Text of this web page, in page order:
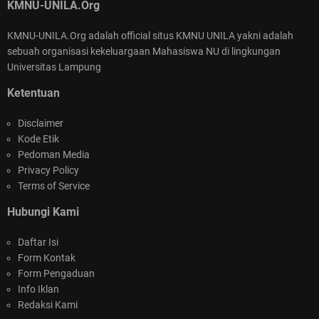
SELAMAT ATAS TEPILIHNYA KEPENGURUSAN
Berdampak di Bulan Suci Ramadan
KMNU-UNILA.Org
KMNU-UNILA.Org adalah official situs KMNU UNILA yakni adalah
sebuah organisasi kekeluargaan Mahasiswa NU di lingkungan
Universitas Lampung
Ketentuan
Disclaimer
Kode Etik
Pedoman Media
Privacy Policy
Terms of Service
Hubungi Kami
Daftar Isi
Form Kontak
Form Pengaduan
Info Iklan
Redaksi Kami